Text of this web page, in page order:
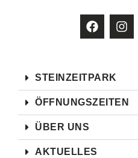
STEINZEITPARK
ÖFFNUNGSZEITEN
ÜBER UNS
AKTUELLES